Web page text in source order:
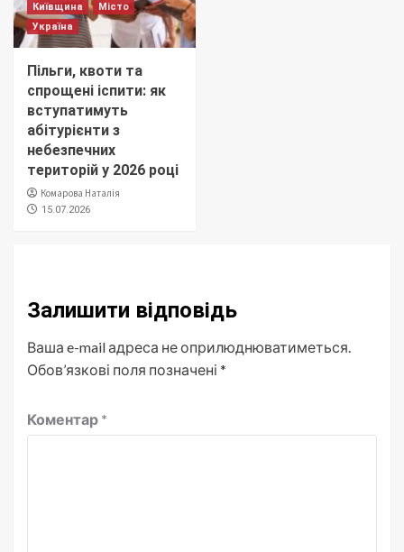
Київщина
Місто
Україна
Пільги, квоти та
спрощені іспити: як
вступатимуть
абітурієнти з
небезпечних
територій у 2026 році
Комарова Наталія
15.07.2026
Залишити відповідь
Ваша e-mail адреса не оприлюднюватиметься.
Обов’язкові поля позначені *
Коментар *